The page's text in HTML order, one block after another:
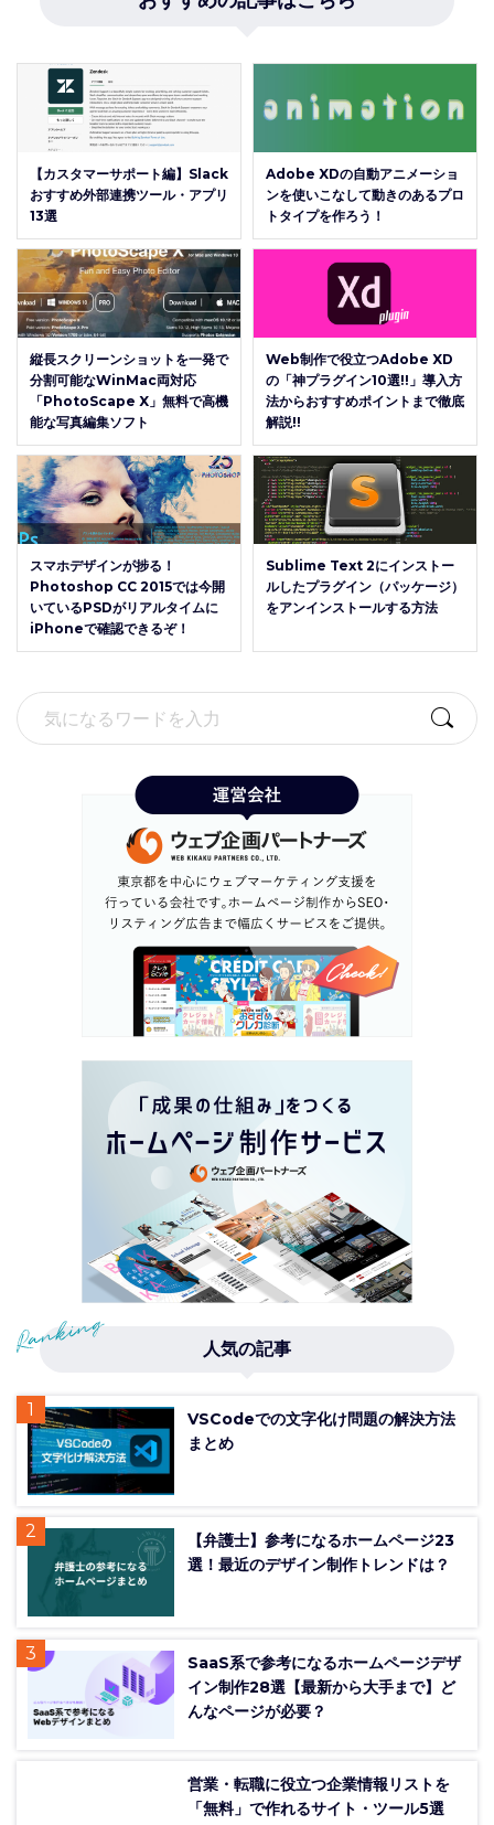
【カスタマーサポート編】Slack
おすすめ外部連携ツール・アプリ
13選
Adobe XDの自動アニメーショ
ンを使いこなして動きのあるプロ
トタイプを作ろう！
縦長スクリーンショットを一発で
分割可能なWinMac両対応
「PhotoScape X」無料で高機
能な写真編集ソフト
Web制作で役立つAdobe XD
の「神プラグイン10選!!」導入方
法からおすすめポイントまで徹底
解説!!
スマホデザインが捗る！
Photoshop CC 2015では今開
いているPSDがリアルタイムに
iPhoneで確認できるぞ！
Sublime Text 2にインストー
ルしたプラグイン（パッケージ）
をアンインストールする方法
人気の記事
VSCodeでの文字化け問題の解決方法
まとめ
【弁護士】参考になるホームページ23
選！最近のデザイン制作トレンドは？
SaaS系で参考になるホームページデザ
イン制作28選【最新から大手まで】ど
んなページが必要？
営業・転職に役立つ企業情報リストを
「無料」で作れるサイト・ツール5選